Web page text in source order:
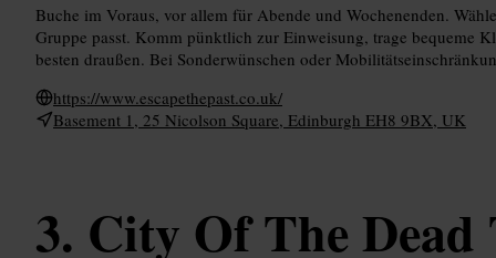
Buche im Voraus, vor allem für Abende und Wochenenden.
Gruppe passt. Komm pünktlich zur Einweisung, trage bequeme
besten draußen. Bei Sonderwünschen oder
https://www.escapethepast.co.uk/
Basement 1, 25 Nicolson Square, Edinburgh EH8 9BX, UK
City Of The Dead